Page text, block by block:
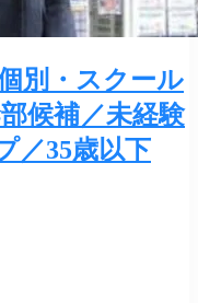
別・スクール
候補／未経験
／35歳以下